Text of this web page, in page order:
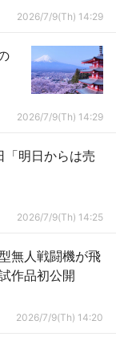
2026/7/9(Th) 14:29
2026/7/9(Th) 14:29
「明日からは売
2026/7/9(Th) 14:25
無人戦闘機が飛
作品初公開
2026/7/9(Th) 14:20